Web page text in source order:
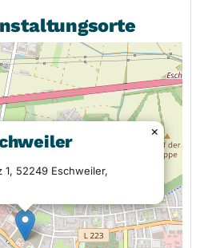
1, 52249 Eschweiler,
×